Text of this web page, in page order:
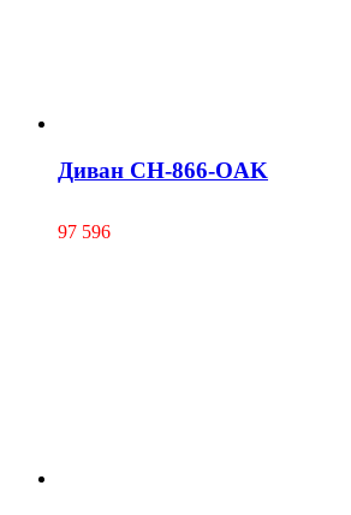
Диван CH-866-OAK
97 596